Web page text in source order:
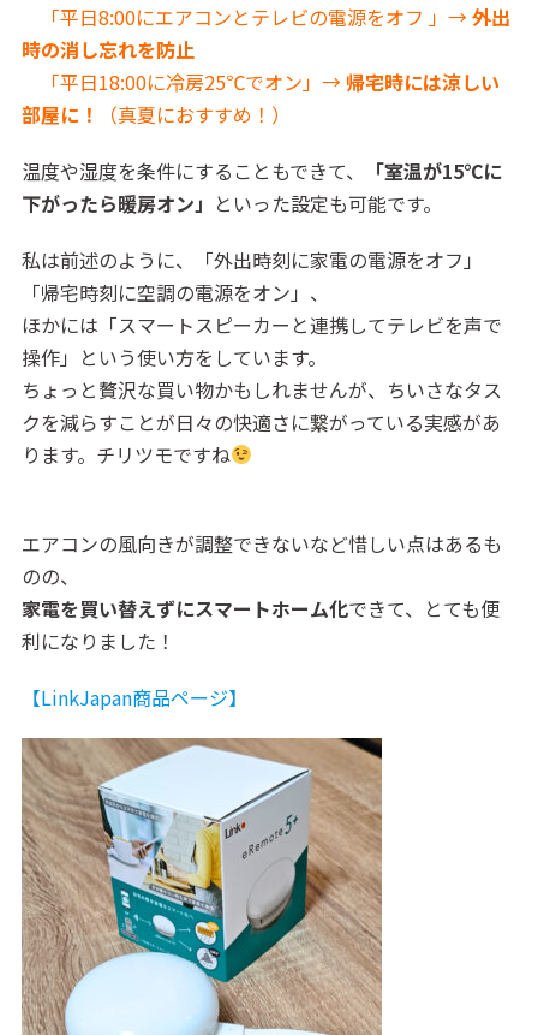
「平日8:00にエアコンとテレビの電源をオフ 」→外出
時の消し忘れを防止
「平日18:00に冷房25℃でオン」→ 帰宅時には涼しい
部屋に！
（真夏におすすめ！）
温度や湿度を条件にすることもできて、
「室温が15℃に
下がったら暖房オン」 といった設定も可能です。
私は前述のように、「外出時刻に家電の電源をオフ」
「帰宅時刻に空調の電源をオン」、
ほかには「スマートスピーカーと連携してテレビを声で
操作」という使い方をしています。
ちょっと贅沢な買い物かもしれませんが、ちいさなタス
クを減らすことが日々の快適さに繋がっている実感があ
ります。チリツモですね
エアコンの風向きが調整できないなど惜しい点はあるも
のの、
家電を買い替えずにスマートホーム化できて、とても便
利になりました！
【LinkJapan商品ページ】